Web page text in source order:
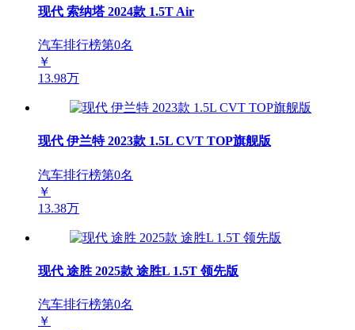
现代 索纳塔 2024款 1.5T Air
汽车排行榜第0名
￥
13.98万
现代 伊兰特 2023款 1.5L CVT TOP旗舰版
汽车排行榜第0名
￥
13.38万
现代 途胜 2025款 途胜L 1.5T 领先版
汽车排行榜第0名
￥